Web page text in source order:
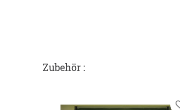
Zubehör :